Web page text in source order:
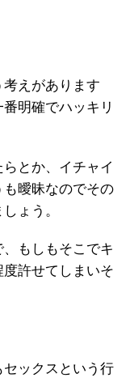
えがあります
明確でハッキリ
とか、イチャイ
曖昧なのでその
ょう。
もしもそこでキ
許せてしまいそ
ックスという行